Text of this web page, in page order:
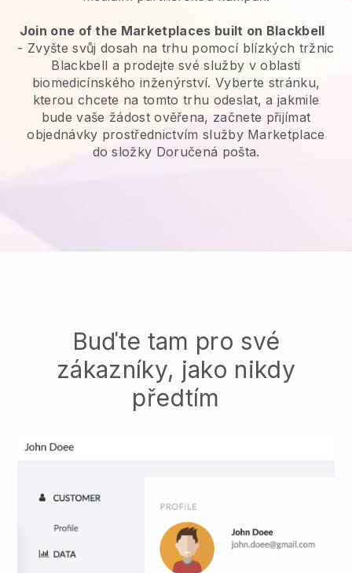
Join one of the Marketplaces built on Blackbell
- Zvyšte svůj dosah na trhu pomocí blízkých tržnic
Blackbell a prodejte své služby v oblasti
biomedicínského inženýrství. Vyberte stránku,
kterou chcete na tomto trhu odeslat, a jakmile
bude vaše žádost ověřena, začnete přijímat
objednávky prostřednictvím služby Marketplace
do složky Doručená pošta.
Buďte tam pro své
zákazníky, jako nikdy
předtím